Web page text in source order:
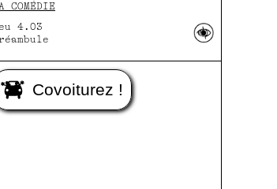
COMÉDIE
4.03
Covoiturez !